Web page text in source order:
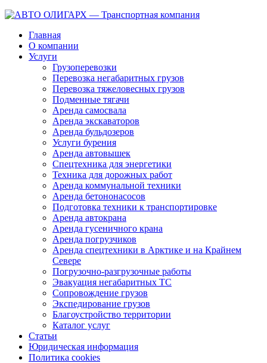
Главная
О компании
Услуги
Грузоперевозки
Перевозка негабаритных грузов
Перевозка тяжеловесных грузов
Подменные тягачи
Аренда самосвала
Аренда экскаваторов
Аренда бульдозеров
Услуги бурения
Аренда автовышек
Спецтехника для энергетики
Техника для дорожных работ
Аренда коммунальной техники
Аренда бетононасосов
Подготовка техники к транспортировке
Аренда автокрана
Аренда гусеничного крана
Аренда погрузчиков
Аренда спецтехники в Арктике и на Крайнем
Севере
Погрузочно-разгрузочные работы
Эвакуация негабаритных ТС
Сопровождение грузов
Экспедирование грузов
Благоустройство территории
Каталог услуг
Статьи
Юридическая информация
Политика cookies